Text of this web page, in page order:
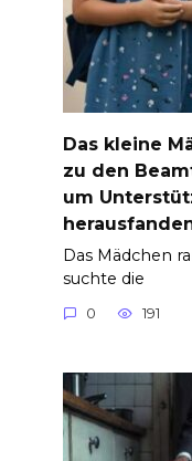
Das kleine
zu den
um
Das Mädchen
suchte die
0 191